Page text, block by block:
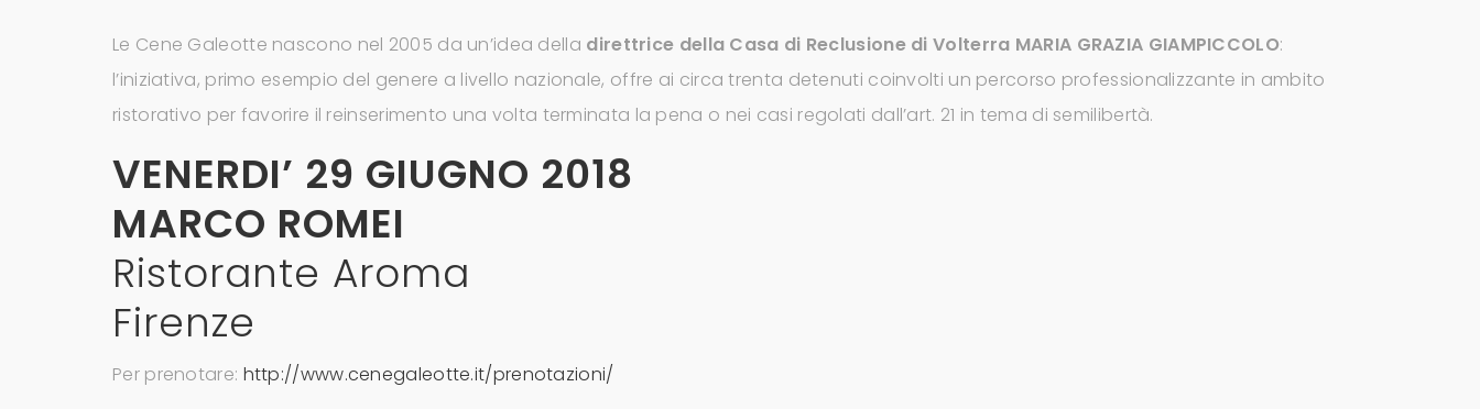
Le Cene Galeotte nascono nel 2005 da un’idea della direttrice della Casa di Reclusione di Volterra MARIA GRAZIA GIAMPICCOLO:
l’iniziativa, primo esempio del genere a livello nazionale, offre ai circa trenta detenuti coinvolti un percorso professionalizzante in ambito
ristorativo per favorire il reinserimento una volta terminata la pena o nei casi regolati dall’art. 21 in tema di semilibertà.
VENERDI’ 29 GIUGNO 2018
MARCO ROMEI
Ristorante Aroma
Firenze
Per prenotare: http://www.cenegaleotte.it/prenotazioni/